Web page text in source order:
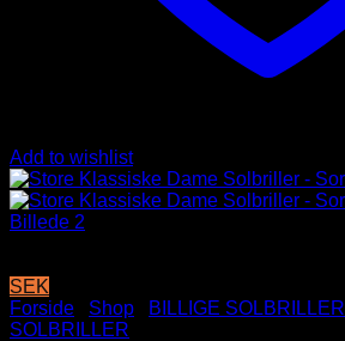
Add to wishlist
SEK
Forside
Shop BILLIGE SOLBRILLER
SOLBRILLER